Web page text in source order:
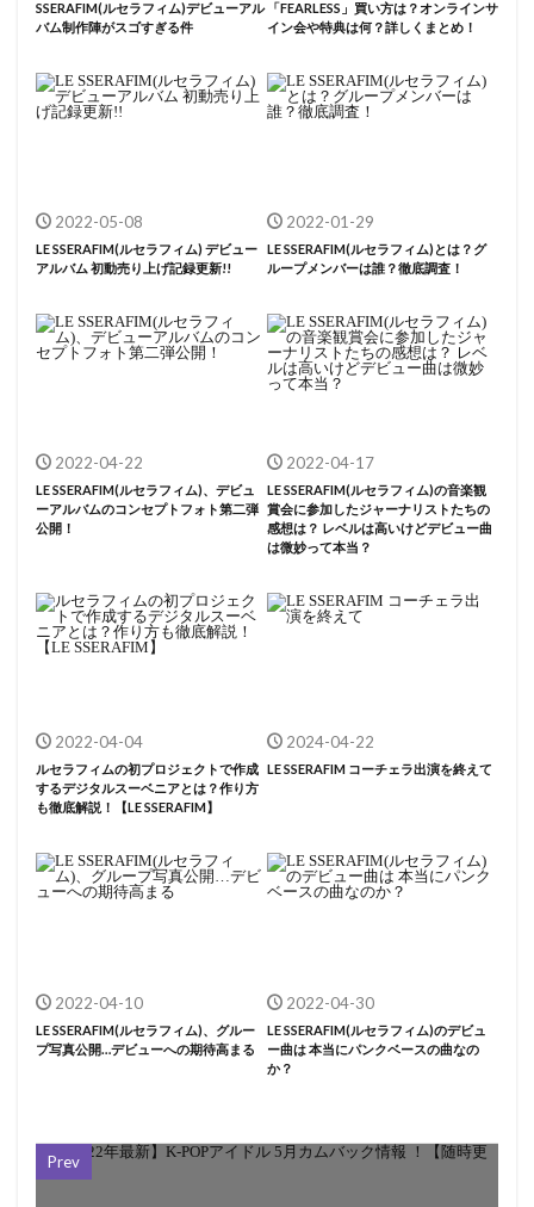
SSERAFIM(ルセラフィム)デビューアル
バム制作陣がスゴすぎる件
「FEARLESS」買い方は？オンラインサ
イン会や特典は何？詳しくまとめ！
2022-05-08
LE SSERAFIM(ルセラフィム) デビュー
アルバム 初動売り上げ記録更新!!
2022-01-29
LE SSERAFIM(ルセラフィム)とは？グ
ループメンバーは誰？徹底調査！
2022-04-22
LE SSERAFIM(ルセラフィム)、デビュ
ーアルバムのコンセプトフォト第二弾
公開！
2022-04-17
LE SSERAFIM(ルセラフィム)の音楽観
賞会に参加したジャーナリストたちの
感想は？ レベルは高いけどデビュー曲
は微妙って本当？
2022-04-04
ルセラフィムの初プロジェクトで作成
するデジタルスーベニアとは？作り方
も徹底解説！【LE SSERAFIM】
2024-04-22
LE SSERAFIM コーチェラ出演を終えて
2022-04-10
LE SSERAFIM(ルセラフィム)、グルー
プ写真公開…デビューへの期待高まる
2022-04-30
LE SSERAFIM(ルセラフィム)のデビュ
ー曲は 本当にパンクベースの曲なの
か？
Prev